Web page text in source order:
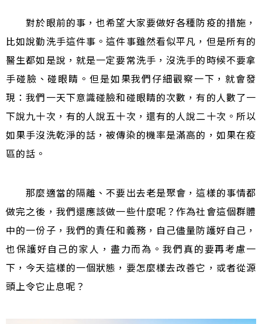
對於眼前的事，也希望大家要做好各種防疫的措施，
比如說勤洗手這件事。這件事雖然看似平凡，但是所有的
醫生都如是說，就是一定要常洗手，沒洗手的時候不要拿
手碰臉、碰眼睛。但是如果我們仔細觀察一下，就會發
現：我們一天下意識碰臉和碰眼睛的次數，有的人數了一
下說九十次，有的人說五十次，還有的人說二十次。所以
如果手沒洗乾淨的話，被傳染的機率是滿高的，如果在疫
區的話。
那麼適當的隔離、不要出去老是聚會，這樣的事情都
做完之後，我們還應該做一些什麼呢？作為社會這個群體
中的一份子，我們的責任和義務，自己儘量防護好自己，
也保護好自己的家人，盡力而為。我們真的要再考慮一
下，今天這樣的一個狀態，要怎麼樣去改善它，或者從源
頭上令它止息呢？